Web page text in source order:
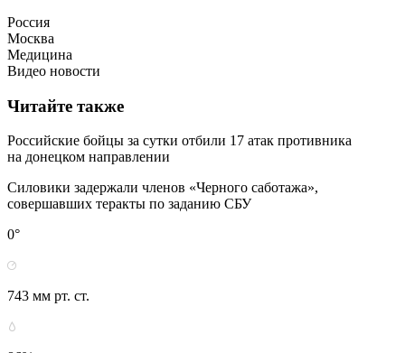
Россия
Москва
Медицина
Видео новости
Читайте также
Российские бойцы за сутки отбили 17 атак противника
на донецком направлении
Силовики задержали членов «Черного саботажа»,
совершавших теракты по заданию СБУ
0°
743 мм рт. ст.